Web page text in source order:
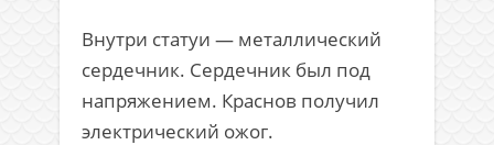
Внутри статуи — металлический
сердечник. Сердечник был под
напряжением. Краснов получил
электрический ожог.